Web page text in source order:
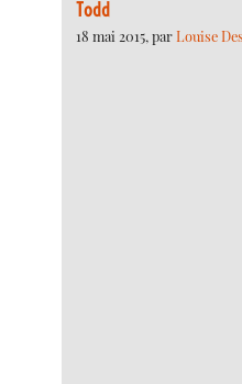
Todd
18 mai 2015, parLouise